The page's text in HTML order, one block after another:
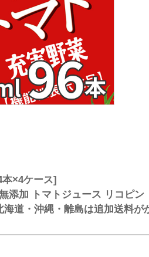
×4ケース]
添加 トマトジュース リコピン
道・沖縄・離島は追加送料が